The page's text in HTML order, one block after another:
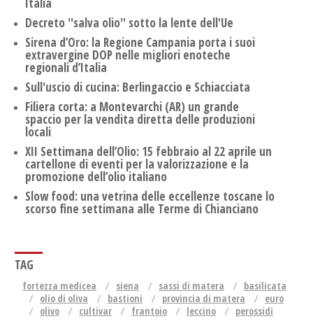
Decreto ''salva olio'' sotto la lente dell'Ue
Sirena d’Oro: la Regione Campania porta i suoi
extravergine DOP nelle migliori enoteche
regionali d’Italia
Sull'uscio di cucina: Berlingaccio e Schiacciata
Filiera corta: a Montevarchi (AR) un grande
spaccio per la vendita diretta delle produzioni
locali
XII Settimana dell’Olio: 15 febbraio al 22 aprile un
cartellone di eventi per la valorizzazione e la
promozione dell’olio italiano
Slow food: una vetrina delle eccellenze toscane lo
scorso fine settimana alle Terme di Chianciano
TAG
fortezza medicea siena sassi di matera
basilicata
olio di oliva
bastioni provincia di matera
euro
olivo
cultivar frantoio leccino perossidi